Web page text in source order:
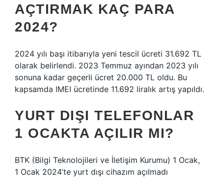
AÇTIRMAK KAÇ PARA
2024?
2024 yılı başı itibarıyla yeni tescil ücreti 31.692 TL
olarak belirlendi. 2023 Temmuz ayından 2023 yılı
sonuna kadar geçerli ücret 20.000 TL oldu. Bu
kapsamda IMEI ücretinde 11.692 liralık artış yapıldı.
YURT DIŞI TELEFONLAR
1 OCAKTA AÇILIR MI?
BTK (Bilgi Teknolojileri ve İletişim Kurumu) 1 Ocak,
1 Ocak 2024’te yurt dışı cihazım açılmadı